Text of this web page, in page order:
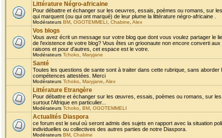
Littérature Négro-africaine
Pour débattre et échanger sur les oeuvres, essais, poèmes ou romans, sur
qui marquent (ou qui ont marqué) de leur plume la littérature négro-africaine .
Modérateurs BM OGOTEMMELI Chabine Alex
Vos blogs
Vous avez écrit un message sur votre blog que dont vous voulez partager le
de l'existence de votre blog? Vous êtes un grioonaute non encore converti
raisons et pour d'autres, cet espace est le votre.
Modérateurs Tchoko Maryjane
Santé
Toutes les questions de sante sont à traiter dans cette rubrique, sans
compétences attestées. Merci
Modérateurs Tchoko Maryjane Alex
Littérature Etrangère
Pour débattre et échanger sur les œuvres, essais, poèmes ou romans, sur
surtout l'Afrique en particulier...
Modérateurs Tchoko BM OGOTEMMELI
Actualités Diaspora
ce forum est le seul où seront admis des sujets en rapport avec la situation
individuelles ou collectives des autres parties de notre Diaspora.
Modérateurs BM Chabine